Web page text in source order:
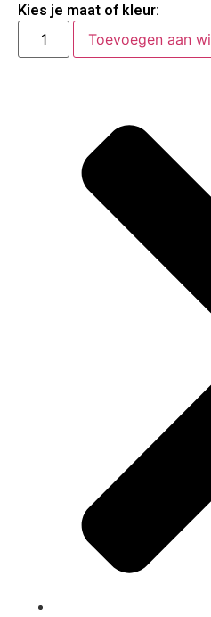
Kies je maat of kleur:
Toevoegen aan